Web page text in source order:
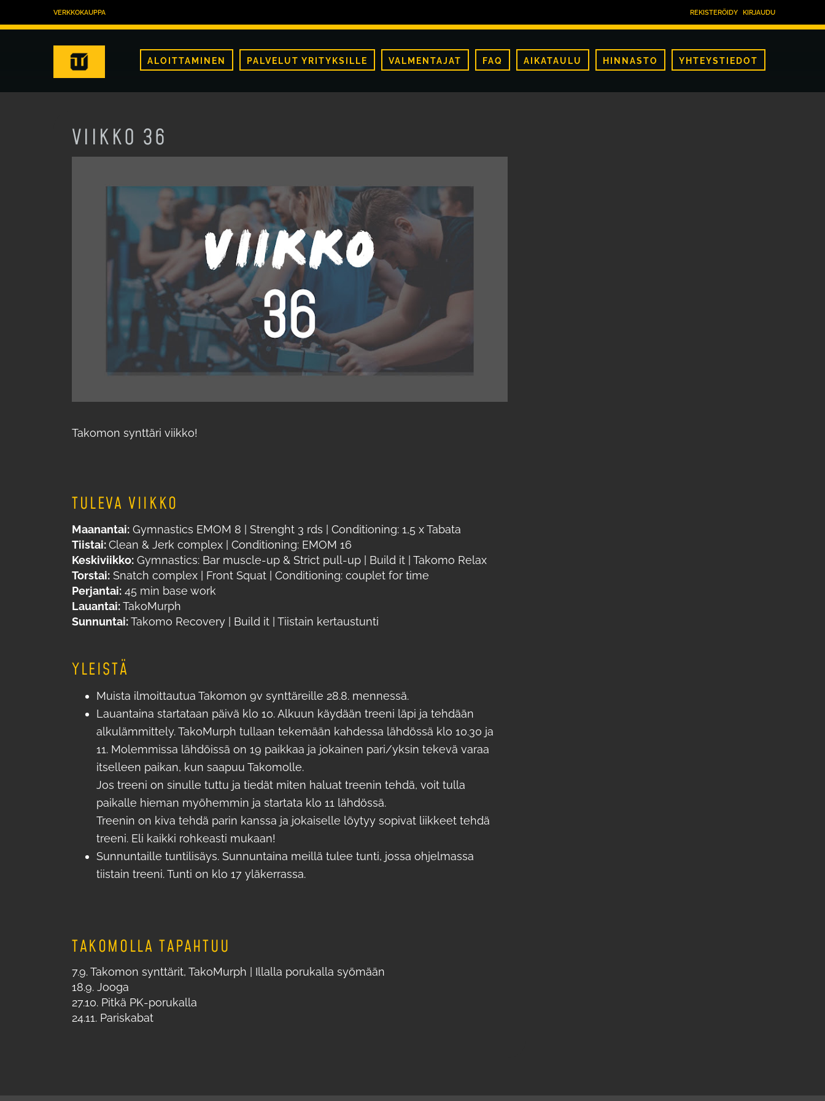
VERKKOKAUPPA REKISTERÖIDY KIRJAUDU
ALOITTAMINEN PALVELUT YRITYKSILLE VALMENTAJAT FAQ AIKATAULU HINNASTO YHTEYSTIEDOT
VIIKKO 36
Takomon synttäri viikko!
TULEVA VIIKKO
Maanantai: Gymnastics EMOM 8 | Strenght 3 rds | Conditioning: 1,5 x Tabata
Tiistai:Clean & Jerk complex | Conditioning: EMOM 16
Keskiviikko: Gymnastics: Bar muscle-up & Strict pull-up | Build it | Takomo Relax
Torstai: Snatch complex | Front Squat | Conditioning: couplet for time
Perjantai: 45 min base work
Lauantai:TakoMurph
Sunnuntai:Takomo Recovery | Build it | Tiistain kertaustunti
YLEISTÄ
Muista ilmoittautua Takomon 9v synttäreille 28.8. mennessä.
Lauantaina startataan päivä klo 10. Alkuun käydään treeni läpi ja tehdään
alkulämmittely. TakoMurph tullaan tekemään kahdessa lähdössä klo 10.30 ja
11. Molemmissa lähdöissä on 19 paikkaa ja jokainen pari/yksin tekevä varaa
itselleen paikan, kun saapuu Takomolle.
Jos treeni on sinulle tuttu ja tiedät miten haluat treenin tehdä, voit tulla
paikalle hieman myöhemmin ja startata klo 11 lähdössä.
Treenin on kiva tehdä parin kanssa ja jokaiselle löytyy sopivat liikkeet tehdä
treeni. Eli kaikki rohkeasti mukaan!
Sunnuntaille tuntilisäys. Sunnuntaina meillä tulee tunti, jossa ohjelmassa
tiistain treeni. Tunti on klo 17 yläkerrassa.
TAKOMOLLA TAPAHTUU
7.9. Takomon synttärit, TakoMurph | Illalla porukalla syömään
18.9. Jooga
27.10. Pitkä PK-porukalla
24.11. Pariskabat